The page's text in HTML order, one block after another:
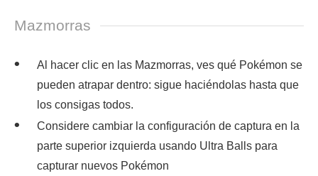
Mazmorras
Al hacer clic en las Mazmorras, ves qué Pokémon se
pueden atrapar dentro: sigue haciéndolas hasta que
los consigas todos.
Considere cambiar la configuración de captura en la
parte superior izquierda usando Ultra Balls para
capturar nuevos Pokémon